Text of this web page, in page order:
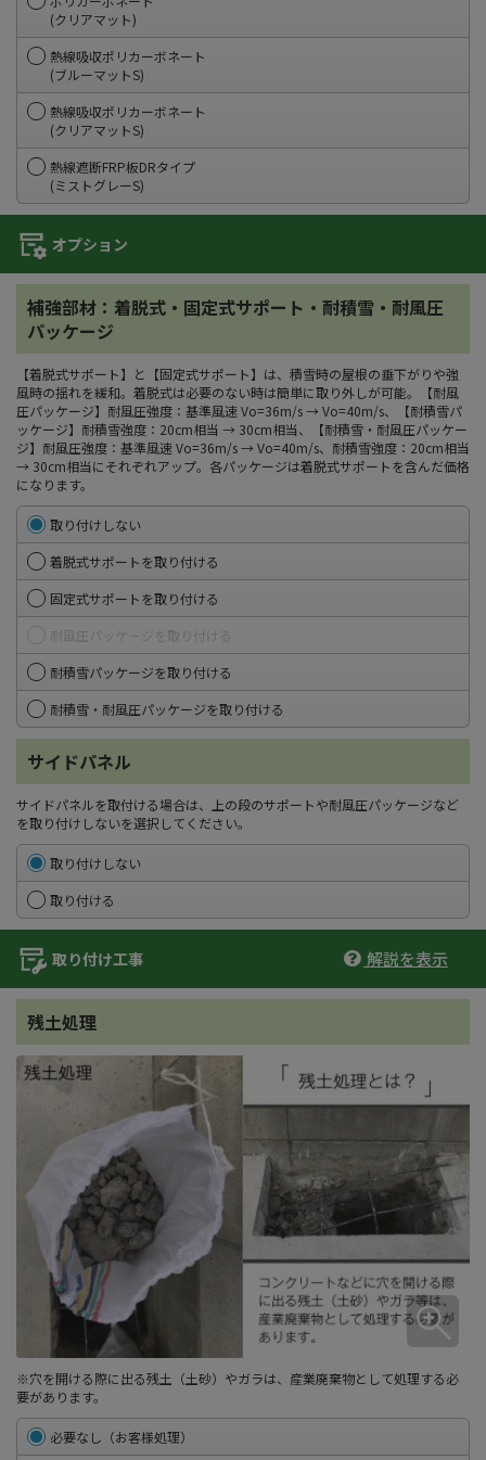
(クリアマット)
熱線吸収ポリカーボネート
(ブルーマットS)
熱線吸収ポリカーボネート
(クリアマットS)
熱線遮断FRP板DRタイプ
(ミストグレーS)
オプション
補強部材：着脱式・固定式サポート・耐積雪・耐風圧
パッケージ
【着脱式サポート】と【固定式サポート】は、積雪時の屋根の垂下がりや強
風時の揺れを緩和。着脱式は必要のない時は簡単に取り外しが可能。【耐風
圧パッケージ】耐風圧強度：基準風速 Vo=36m/s → Vo=40m/s、【耐積雪パ
ッケージ】耐積雪強度：20cm相当 → 30cm相当、【耐積雪・耐風圧パッケー
ジ】耐風圧強度：基準風速 Vo=36m/s → Vo=40m/s、耐積雪強度：20cm相当
→ 30cm相当にそれぞれアップ。各パッケージは着脱式サポートを含んだ価格
になります。
取り付けしない
着脱式サポートを取り付ける
固定式サポートを取り付ける
耐風圧パッケージを取り付ける
耐積雪パッケージを取り付ける
耐積雪・耐風圧パッケージを取り付ける
サイドパネル
サイドパネルを取付ける場合は、上の段のサポートや耐風圧パッケージなど
を取り付けしないを選択してください。
取り付けしない
取り付ける
取り付け工事 解説を表示
残土処理
※穴を開ける際に出る残土（土砂）やガラは、産業廃棄物として処理する必
要があります。
必要なし（お客様処理）